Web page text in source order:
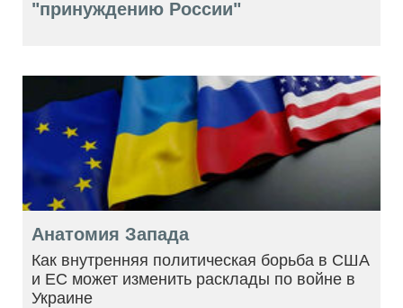
"принуждению России"
Анатомия Запада
Как внутренняя политическая борьба в США
и ЕС может изменить расклады по войне в
Украине